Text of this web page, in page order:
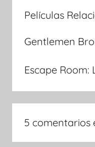
Películas
Gentlemen
Escape Room:
5 comentarios